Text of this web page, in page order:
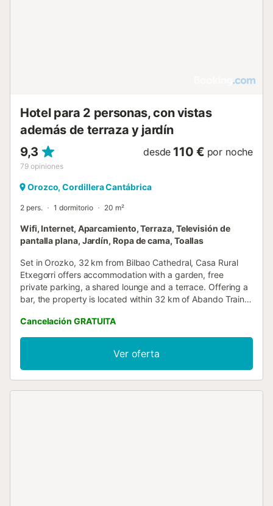
Hotel para 2 personas, con vistas
además de terraza y jardín
9,3
79 opiniones
desde 110 € por noche
Orozco, Cordillera Cantábrica
2 pers. 1 dormitorio 20 m²
Wifi, Internet, Aparcamiento, Terraza, Televisión de
pantalla plana, Jardín, Ropa de cama, Toallas
Set in Orozko, 32 km from Bilbao Cathedral, Casa Rural
Etxegorri offers accommodation with a garden, free
private parking, a shared lounge and a terrace. Offering a
bar, the property is located within 32 km of Abando Train
Cancelación GRATUITA
Ver oferta